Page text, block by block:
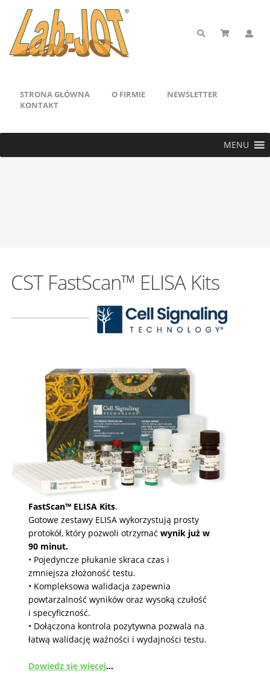
STRONA GŁÓWNA O FIRMIE
NEWSLETTER
KONTAKT
MENU
CST FastScan™ ELISA Kits
FastScan™ ELISA Kits.
Gotowe zestawy ELISA wykorzystują prosty
protokół, który pozwoli otrzymaćwynik już w
90 minut.
• Pojedyncze płukanie skraca czas i
zmniejsza złożoność testu.
• Kompleksowa walidacja zapewnia
powtarzalność wyników oraz wysoką czułość
i specyficzność.
• Dołączona kontrola pozytywna pozwala na
łatwą walidację ważności i wydajności testu.
Dowiedz się więcej…